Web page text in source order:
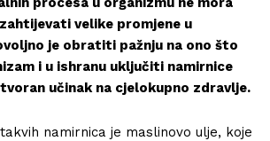
velike promjene u
je obratiti pažnju na ono što
i u ishranu uključiti namirnice
učinak na cjelokupno zdravlje.
namirnica je maslinovo ulje, koje